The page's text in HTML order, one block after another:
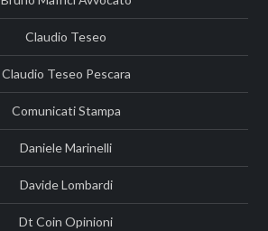
Claudio Teseo
Claudio Teseo Pescara
Comunicati Stampa
Daniele Marinelli
Davide Lombardi
Dt Coin Opinioni